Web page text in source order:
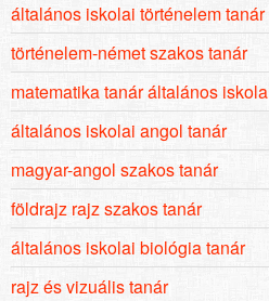
általános iskolai történelem tanár
történelem-német szakos tanár
matematika tanár általános iskola
általános iskolai angol tanár
magyar-angol szakos tanár
földrajz rajz szakos tanár
általános iskolai biológia tanár
rajz és vizuális tanár